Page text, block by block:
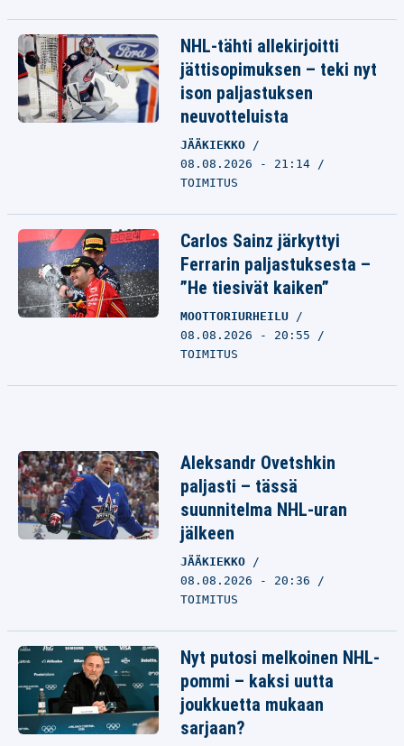
NHL-tähti allekirjoitti
jättisopimuksen – teki nyt
ison paljastuksen
neuvotteluista
JÄÄKIEKKO
08.08.2026 - 21:14
TOIMITUS
Carlos Sainz järkyttyi
Ferrarin paljastuksesta –
”He tiesivät kaiken”
MOOTTORIURHEILU
08.08.2026 - 20:55
TOIMITUS
Aleksandr Ovetshkin
paljasti – tässä
suunnitelma NHL-uran
jälkeen
JÄÄKIEKKO
08.08.2026 - 20:36
TOIMITUS
Nyt putosi melkoinen NHL-
pommi – kaksi uutta
joukkuetta mukaan
sarjaan?